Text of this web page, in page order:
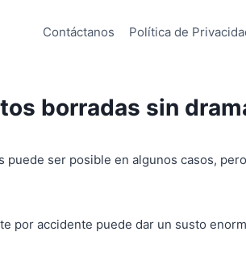
Contáctanos Política de
borradas sin
puede ser posible en algunos casos,
por accidente puede dar un susto